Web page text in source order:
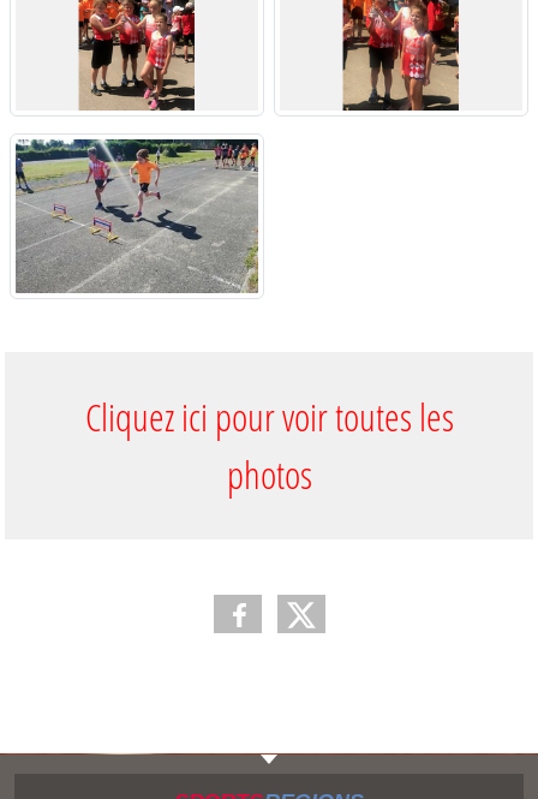
Cliquez ici pour voir toutes les
photos